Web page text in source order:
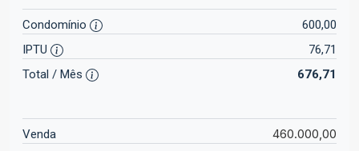
Condomínio
600,00
IPTU
76,71
Total / Mês
676,71
Venda 460.000,00